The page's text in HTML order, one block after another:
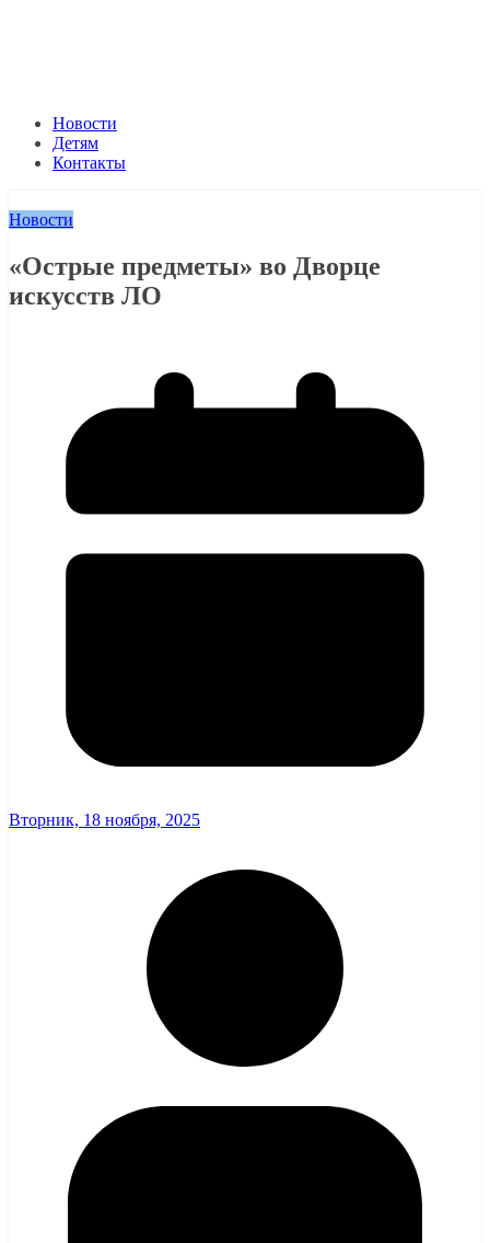
Новости
Детям
Контакты
Новости
«Острые предметы» во Дворце
искусств ЛО
Вторник, 18 ноября, 2025